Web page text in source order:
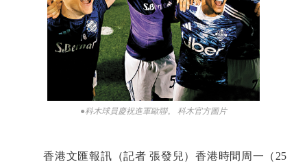
●科木球員慶祝進軍歐聯。 科木官方圖片
香港文匯報訊（記者 張發兒）香港時間周一（25